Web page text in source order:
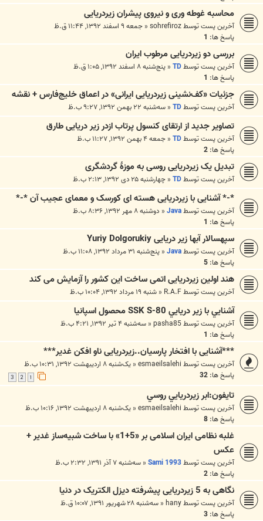
محاسبه غوطه وری و نیروی پیشران زیردریایی
آخرین پست توسطsohrefiroz
« جمعه ۹ اسفند ۱۳۹۲, ۱۱:۴۴ ق.ظ
پاسخ ها: 1
بررسی دو زیردریایی مرطوب ایران
آخرین پست توسطTD
« پنج‌شنبه ۸ اسفند ۱۳۹۲, ۱:۰۵ ق.ظ
پاسخ ها: 1
جزئیات «کف‌نشینی زیردریایی ایرانی» در اعماق خلیج‌فارس + نقشه
آخرین پست توسطTD
« سه‌شنبه ۲۲ بهمن ۱۳۹۲, ۹:۲۷ ب.ظ
تصاویر جدید از ارتقای کنسول پرتاب ازدر زیر دریایی طارق
آخرین پست توسطTD
« جمعه ۴ بهمن ۱۳۹۲, ۱۱:۲۷ ب.ظ
پاسخ ها: 2
تبدیل یک زیردریایی روسی به موزۀ گردشگری
آخرین پست توسطTD
« چهارشنبه ۲۵ دی ۱۳۹۲, ۲:۱۳ ب.ظ
*-* آشنایی با زیردریایی هسته ای کورسک و معمای عجیب آن *-*
آخرین پست توسطJava
« دوشنبه ۸ مهر ۱۳۹۲, ۸:۳۶ ب.ظ
پاسخ ها: 1
سپهسالار آبها زیر دریایی Yuriy Dolgorukiy
آخرین پست توسطJava
« پنج‌شنبه ۳۱ مرداد ۱۳۹۲, ۱۱:۰۸ ب.ظ
پاسخ ها: 5
هند اولین زیردریایی اتمی ساخت این کشور را آزمایش می کند
آخرین پست توسطR.A.F
« شنبه ۱۹ مرداد ۱۳۹۲, ۱۰:۰۴ ب.ظ
آشنايي با زير دريايي SSK S-80 محصول اسپانيا
آخرین پست توسطpasha85
« سه‌شنبه ۴ تیر ۱۳۹۲, ۴:۲۱ ب.ظ
پاسخ ها: 1
***آشنایی با افتخار پارسیان..زیردریایی ناو افکن غدیر***
آخرین پست توسطesmaeilsalehi
« یک‌شنبه ۸ اردیبهشت ۱۳۹۲, ۱۰:۳۱ ب.ظ
پاسخ ها: 32
3
تايفون:ابر زيردريايي روسي
آخرین پست توسطesmaeilsalehi
« یک‌شنبه ۸ اردیبهشت ۱۳۹۲, ۱۰:۱۶ ب.ظ
پاسخ ها: 8
غلبه نظامی ایران اسلامی بر «5+1» با ساخت شبیه‌ساز غدیر +
عکس
آخرین پست توسطSami 1993
« سه‌شنبه ۷ آذر ۱۳۹۱, ۲:۳۲ ب.ظ
پاسخ ها: 2
نگاهی به 5 زیردریایی پیشرفته دیزل الکتریک در دنیا
آخرین پست توسطhany
« سه‌شنبه ۲۸ شهریور ۱۳۹۱, ۱۰:۰۷ ق.ظ
پاسخ ها: 3